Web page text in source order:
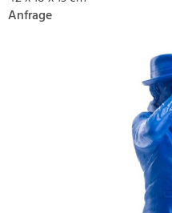
Anfrage